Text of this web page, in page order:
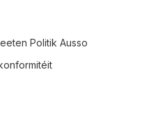
Politik Ausso